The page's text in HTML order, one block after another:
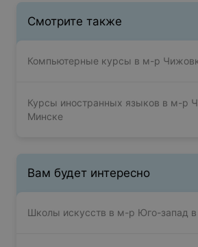
Смотрите также
Компьютерные курсы в м-р
Курсы иностранных языков в м-р
Минске
Вам будет интересно
Школы искусств в м-р Юго-запад